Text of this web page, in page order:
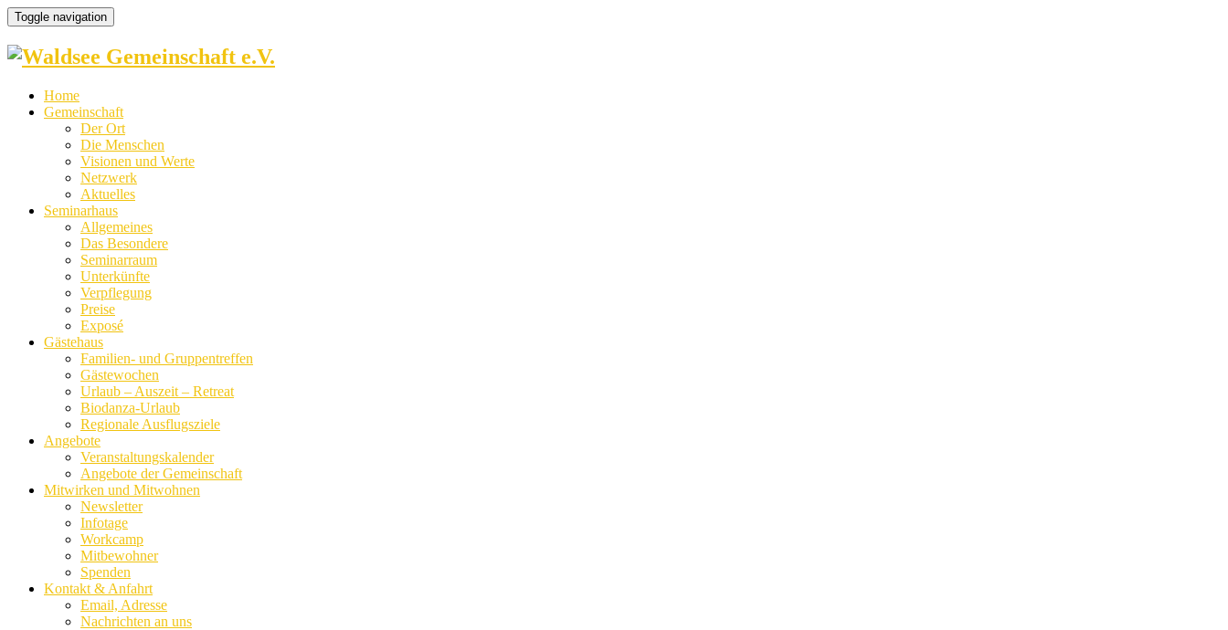
Toggle navigation
Home
Gemeinschaft
Der Ort
Die Menschen
Visionen und Werte
Netzwerk
Aktuelles
Seminarhaus
Allgemeines
Das Besondere
Seminarraum
Unterkünfte
Verpflegung
Preise
Exposé
Gästehaus
Familien- und Gruppentreffen
Gästewochen
Urlaub – Auszeit – Retreat
Biodanza-Urlaub
Regionale Ausflugsziele
Angebote
Veranstaltungskalender
Angebote der Gemeinschaft
Mitwirken und Mitwohnen
Newsletter
Infotage
Workcamp
Mitbewohner
Spenden
Kontakt & Anfahrt
Email, Adresse
Nachrichten an uns